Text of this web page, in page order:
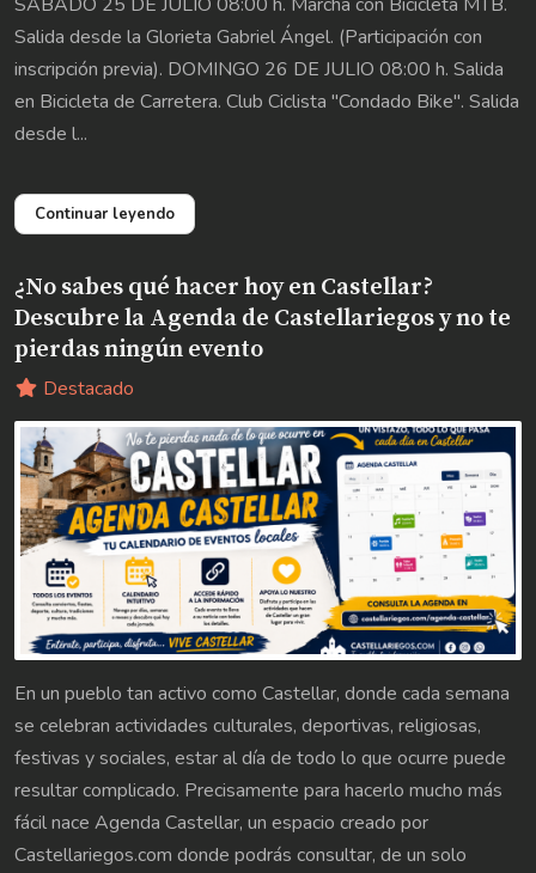
Salida desde la Glorieta Gabriel Ángel. (Participación con
inscripción previa). DOMINGO 26 DE JULIO 08:00 h. Salida
en Bicicleta de Carretera. Club Ciclista "Condado Bike". Salida
desde l...
Continuar leyendo
¿No sabes qué hacer hoy en Castellar?
Descubre la Agenda de Castellariegos y no te
pierdas ningún evento
Destacado
En un pueblo tan activo como Castellar, donde cada semana
se celebran actividades culturales, deportivas, religiosas,
festivas y sociales, estar al día de todo lo que ocurre puede
resultar complicado. Precisamente para hacerlo mucho más
fácil nace Agenda Castellar, un espacio creado por
Castellariegos.com donde podrás consultar, de un solo